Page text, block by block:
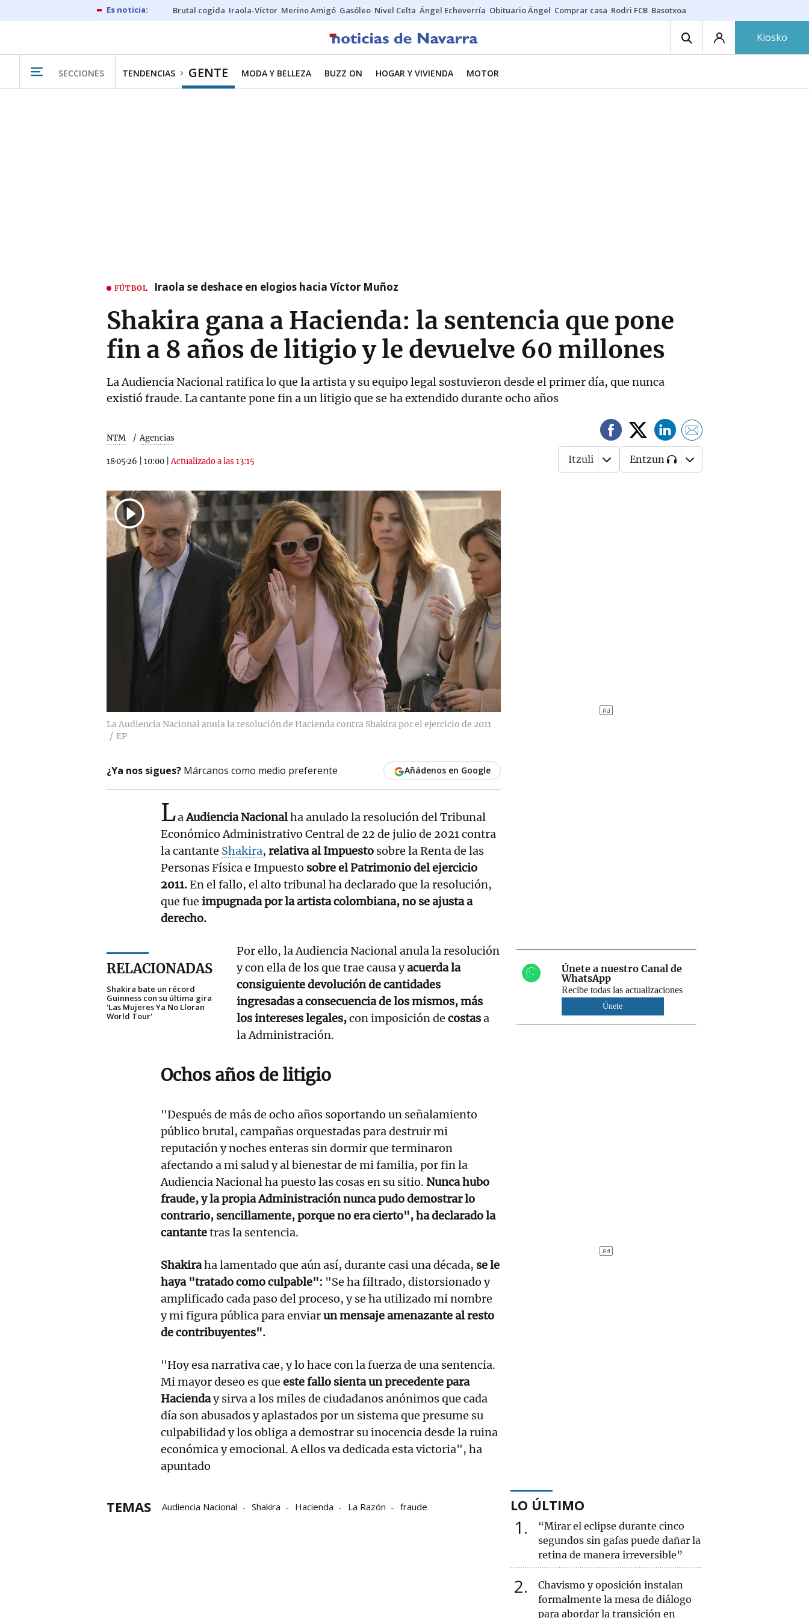
Brutal cogida Iraola-Víctor Merino Amigó Gasóleo Nivel Celta Ángel Echeverría Obituario Ángel Comprar casa Rodri FCB Basotxoa
Kiosko
SECCIONES TENDENCIAS GENTE MODA Y BELLEZA BUZZ ON HOGAR Y VIVIENDA MOTOR
FÚTBOL Iraola se deshace en elogios hacia Víctor Muñoz
Shakira gana a Hacienda: la sentencia que pone
fin a 8 años de litigio y le devuelve 60 millones
La Audiencia Nacional ratifica lo que la artista y su equipo legal sostuvieron desde el primer día, que nunca
existió fraude. La cantante pone fin a un litigio que se ha extendido durante ocho años
NTM Agencias
18·05·26 10:00 |Actualizado a las 13:15 Itzuli Entzun
La Audiencia Nacional anula la resolución de Hacienda contra Shakira por el ejercicio de 2011
EP
¿Ya nos sigues? Márcanos como medio preferente Añádenos en Google
LaAudiencia Nacionalha anulado la resolución del Tribunal
Económico Administrativo Central de 22 de julio de 2021 contra
la cantante Shakira, relativa al Impuesto sobre la Renta de las
Personas Física e Impuesto sobre el Patrimonio del ejercicio
2011.En el fallo, el alto tribunal ha declarado que la resolución,
que fue impugnada por la artista colombiana, no se ajusta a
derecho.
RELACIONADAS
Shakira bate un récord
Guinness con su última gira
'Las Mujeres Ya No Lloran
World Tour'
Por ello, la Audiencia Nacional anula la resolución
y con ella de los que trae causa yacuerda la
consiguiente devolución de cantidades
ingresadas a consecuencia de los mismos, más
los intereses legales,con imposición decostasa
la Administración.
Ochos años de litigio
"Después de más de ocho años soportando un señalamiento
público brutal, campañas orquestadas para destruir mi
reputación y noches enteras sin dormir que terminaron
afectando a mi salud y al bienestar de mi familia, por fin la
Audiencia Nacional ha puesto las cosas en su sitio. Nunca hubo
fraude, y la propia Administración nunca pudo demostrar lo
contrario, sencillamente, porque no era cierto", ha declarado la
cantantetras la sentencia.
Shakiraha lamentado que aún así, durante casi una década, se le
haya "tratado como culpable": "Se ha filtrado, distorsionado y
amplificado cada paso del proceso, y se ha utilizado mi nombre
y mi figura pública para enviarun mensaje amenazante al resto
de contribuyentes".
"Hoy esa narrativa cae, y lo hace con la fuerza de una sentencia.
Mi mayor deseo es que este fallo sienta un precedente para
Hacienday sirva a los miles de ciudadanos anónimos que cada
día son abusados y aplastados por un sistema que presume su
culpabilidad y los obliga a demostrar su inocencia desde la ruina
económica y emocional. A ellos va dedicada esta victoria", ha
apuntado
TEMAS Audiencia Nacional Shakira Hacienda La Razón fraude
Únete a nuestro Canal de
WhatsApp
Recibe todas las actualizaciones
Únete
LO ÚLTIMO
1
“Mirar el eclipse durante cinco
segundos sin gafas puede dañar la
retina de manera irreversible”
2
Chavismo y oposición instalan
formalmente la mesa de diálogo
para abordar la transición en